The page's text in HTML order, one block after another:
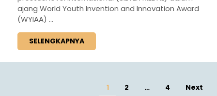
ajang World Youth Invention and Innovation Award
(WYIAA) ...
SELENGKAPNYA
1 2 … 4 Next